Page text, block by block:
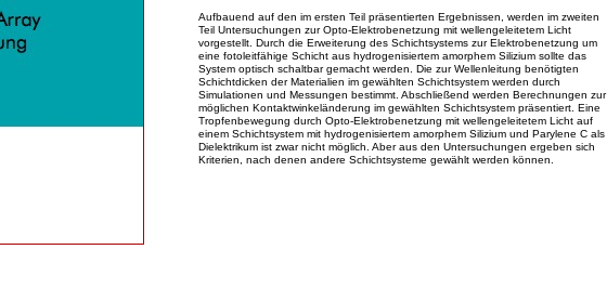
Aufbauend auf den im ersten Teil präsentierten Ergebnissen, werden im zweiten
Teil Untersuchungen zur Opto-­Elektrobenetzung mit wellengeleitetem Licht
vorgestellt. Durch die Erweiterung des Schichtsystems zur Elektrobenetzung um
eine fotoleitfähige Schicht aus hydrogenisiertem amorphem Silizium sollte das
System optisch schaltbar gemacht werden. Die zur Wellenleitung benötigten
Schichtdicken der Materialien im gewählten Schichtsystem werden durch
Simulationen und Messungen bestimmt. Abschließend werden Berechnungen zur
möglichen Kontaktwinkeländerung im gewählten Schichtsystem präsentiert. Eine
Tropfenbewegung durch Opto-­Elektrobenetzung mit wellengeleitetem Licht auf
einem Schichtsystem mit hydrogenisiertem amorphem Silizium und Parylene C als
Dielektrikum ist zwar nicht möglich. Aber aus den Untersuchungen ergeben sich
Kriterien, nach denen andere Schichtsysteme gewählt werden können.